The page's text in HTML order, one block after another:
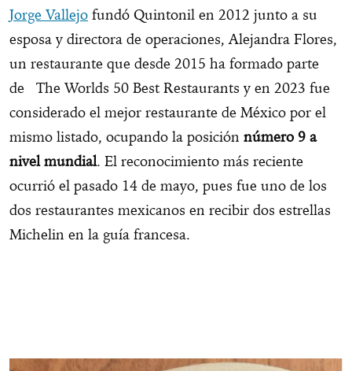
Jorge Vallejo fundó Quintonil en 2012 junto a su
esposa y directora de operaciones, Alejandra Flores,
un restaurante que desde 2015 ha formado parte
de The Worlds 50 Best Restaurants y en 2023 fue
considerado el mejor restaurante de México por el
mismo listado, ocupando la posición número 9 a
nivel mundial. El reconocimiento más reciente
ocurrió el pasado 14 de mayo, pues fue uno de los
dos restaurantes mexicanos en recibir dos estrellas
Michelin en la guía francesa.